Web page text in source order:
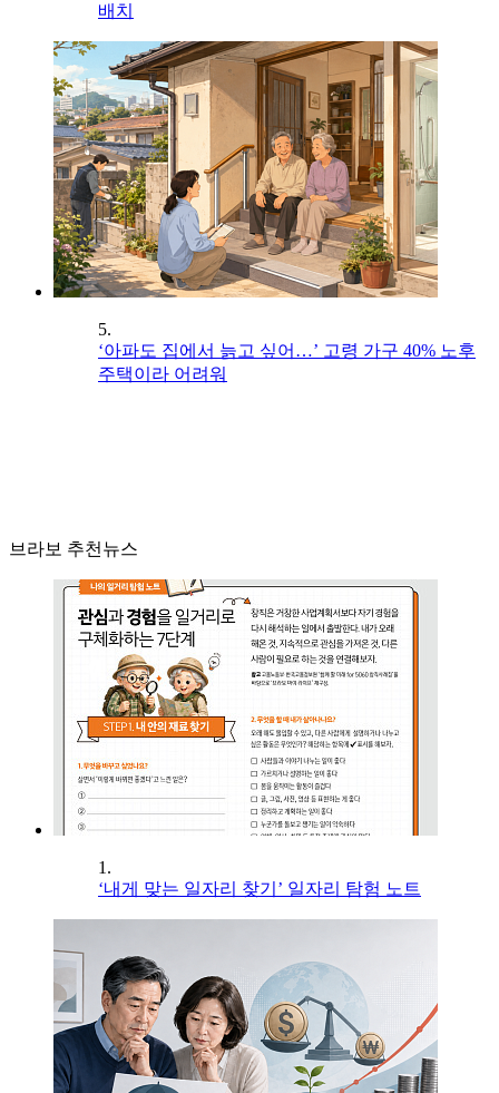
배치
5.
‘아파도 집에서 늙고 싶어…’ 고령 가구 40% 노후
주택이라 어려워
브라보 추천뉴스
1.
‘내게 맞는 일자리 찾기’ 일자리 탐험 노트